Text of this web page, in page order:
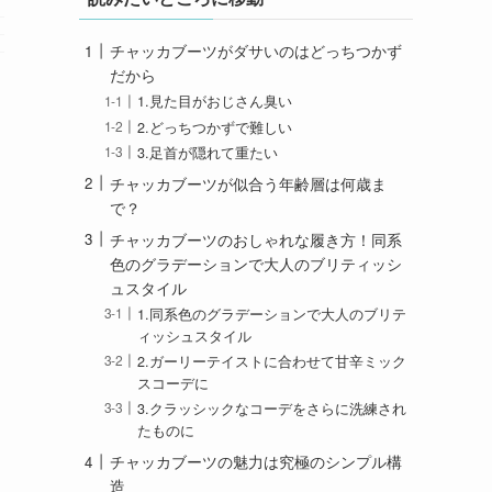
チャッカブーツがダサいのはどっちつかず
だから
1.見た目がおじさん臭い
2.どっちつかずで難しい
3.足首が隠れて重たい
チャッカブーツが似合う年齢層は何歳ま
で？
チャッカブーツのおしゃれな履き方！同系
色のグラデーションで大人のブリティッシ
ュスタイル
1.同系色のグラデーションで大人のブリテ
ィッシュスタイル
2.ガーリーテイストに合わせて甘辛ミック
スコーデに
3.クラッシックなコーデをさらに洗練され
たものに
チャッカブーツの魅力は究極のシンプル構
造